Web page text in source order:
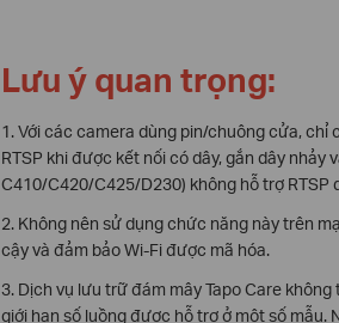
Lưu ý quan trọng:
1. Với các camera dùng pin/chuông cửa,
RTSP khi được kết nối có dây, gắn dây nhảy
C410/C420/C425/D230) không hỗ trợ RTSP
2. Không nên sử dụng chức năng này trên
cậy và đảm bảo Wi-Fi được mã hóa.
3. Dịch vụ lưu trữ đám mây Tapo Care
giới hạn số luồng được hỗ trợ ở một số mẫu.